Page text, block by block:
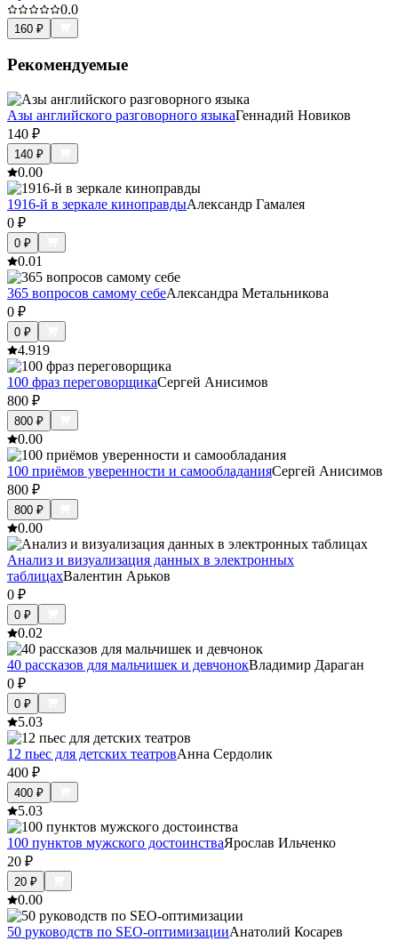
0.0
160 ₽
Рекомендуемые
Азы английского разговорного языкаГеннадий Новиков
140 ₽
140 ₽
0.00
1916-й в зеркале киноправдыАлександр Гамалея
0 ₽
0 ₽
0.01
365 вопросов самому себеАлександра Метальникова
0 ₽
0 ₽
4.919
100 фраз переговорщикаСергей Анисимов
800 ₽
800 ₽
0.00
100 приёмов уверенности и самообладанияСергей Анисимов
800 ₽
800 ₽
0.00
Анализ и визуализация данных в электронных
таблицахВалентин Арьков
0 ₽
0 ₽
0.02
40 рассказов для мальчишек и девчонокВладимир Дараган
0 ₽
0 ₽
5.03
12 пьес для детских театровАнна Сердолик
400 ₽
400 ₽
5.03
100 пунктов мужского достоинстваЯрослав Ильченко
20 ₽
20 ₽
0.00
50 руководств по SEO-оптимизацииАнатолий Косарев